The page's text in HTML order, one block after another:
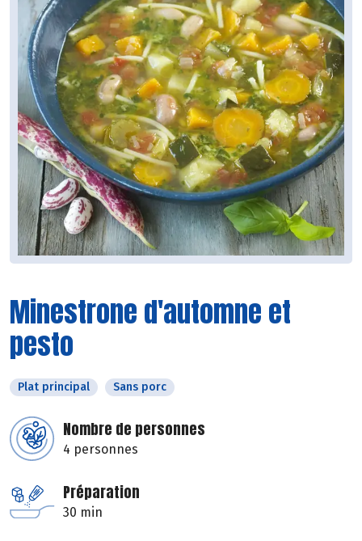
Minestrone d'automne et
pesto
Plat principal Sans porc
Nombre de personnes
4 personnes
Préparation
30 min